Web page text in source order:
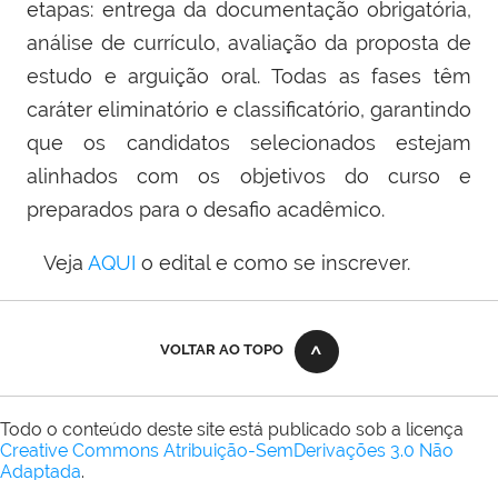
etapas: entrega da documentação obrigatória,
análise de currículo, avaliação da proposta de
estudo e arguição oral. Todas as fases têm
caráter eliminatório e classificatório, garantindo
que os candidatos selecionados estejam
alinhados com os objetivos do curso e
preparados para o desafio acadêmico.
Veja AQUI o edital e como se inscrever.
VOLTAR AO TOPO
Todo o conteúdo deste site está publicado sob a licença
Creative Commons Atribuição-SemDerivações 3.0 Não
Adaptada.